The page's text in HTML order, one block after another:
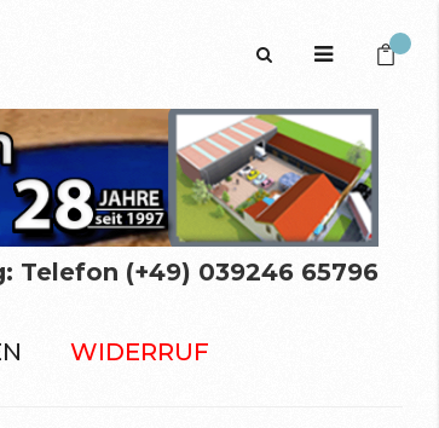
Telefon (+49) 039246 65796
WIDERRUF